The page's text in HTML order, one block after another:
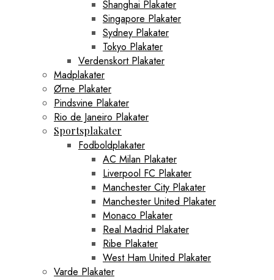
Shanghai Plakater
Singapore Plakater
Sydney Plakater
Tokyo Plakater
Verdenskort Plakater
Madplakater
Ørne Plakater
Pindsvine Plakater
Rio de Janeiro Plakater
Sportsplakater
Fodboldplakater
AC Milan Plakater
Liverpool FC Plakater
Manchester City Plakater
Manchester United Plakater
Monaco Plakater
Real Madrid Plakater
Ribe Plakater
West Ham United Plakater
Varde Plakater